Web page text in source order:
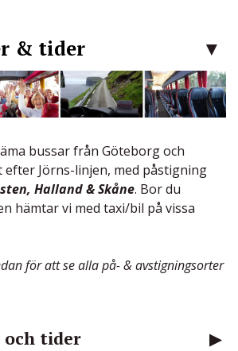
& tider
bussar från Göteborg och
Jörns-linjen, med påstigning
Halland & Skåne. Bor du
hämtar vi med taxi/bil på vissa
för att se alla på- & avstigningsorter
och tider